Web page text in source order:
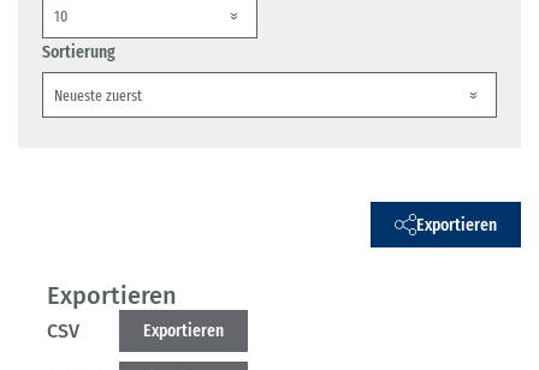
Sortierung
Exportieren
Exportieren
CSV Exportieren